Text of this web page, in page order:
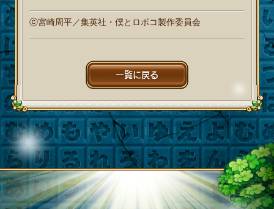
ⓒ宮崎周平／集英社・僕とロボコ製作委員会
一覧に戻る